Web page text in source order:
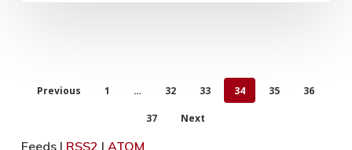
Previous 1 … 32 33 34 35 36
37 Next
Feeds | RSS2 | ATOM